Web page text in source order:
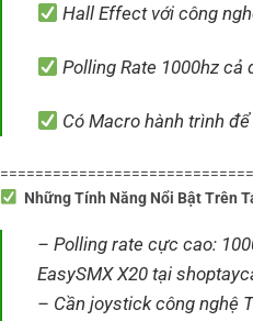
Hall Effect với công
Polling Rate 1000hz cả
Có Macro hành trình
Những Tính Năng Nổi Bật Trên
– Polling rate cực cao:
EasySMX X20 tại
– Cần joystick công nghệ